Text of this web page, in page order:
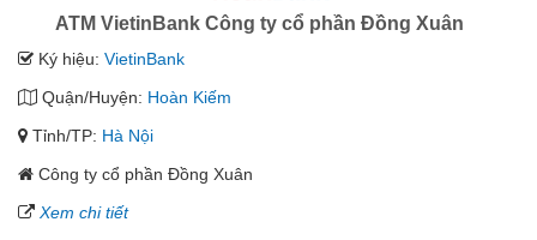
ATM VietinBank Công ty cổ phần Đồng Xuân
Ký hiệu: VietinBank
Quận/Huyện: Hoàn Kiếm
Tỉnh/TP: Hà Nội
Công ty cổ phần Đồng Xuân
Xem chi tiết